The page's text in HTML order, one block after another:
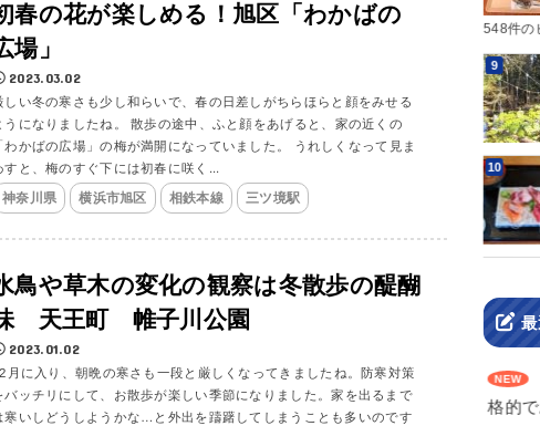
春の花が楽しめる！旭区「わかばの
場」
2023.03.02
しい冬の寒さも少し和らいで、春の日差しがちらほらと顔をみせる
うになりましたね。 散歩の途中、ふと顔をあげると、家の近くの
わかばの広場」の梅が満開になっていました。 うれしくなって見ま
すと、梅のすぐ下には初春に咲く...
神奈川県 横浜市旭区 相鉄本線 三ツ境駅
鳥や草木の変化の観察は冬散歩の醍醐
天王町 帷子川公園
2023.01.02
月に入り、朝晩の寒さも一段と厳しくなってきましたね。防寒対策
バッチリにして、お散歩が楽しい季節になりました。家を出るまで
寒いしどうしようかな…と外出を躊躇してしまうことも多いのです
548件の
格的